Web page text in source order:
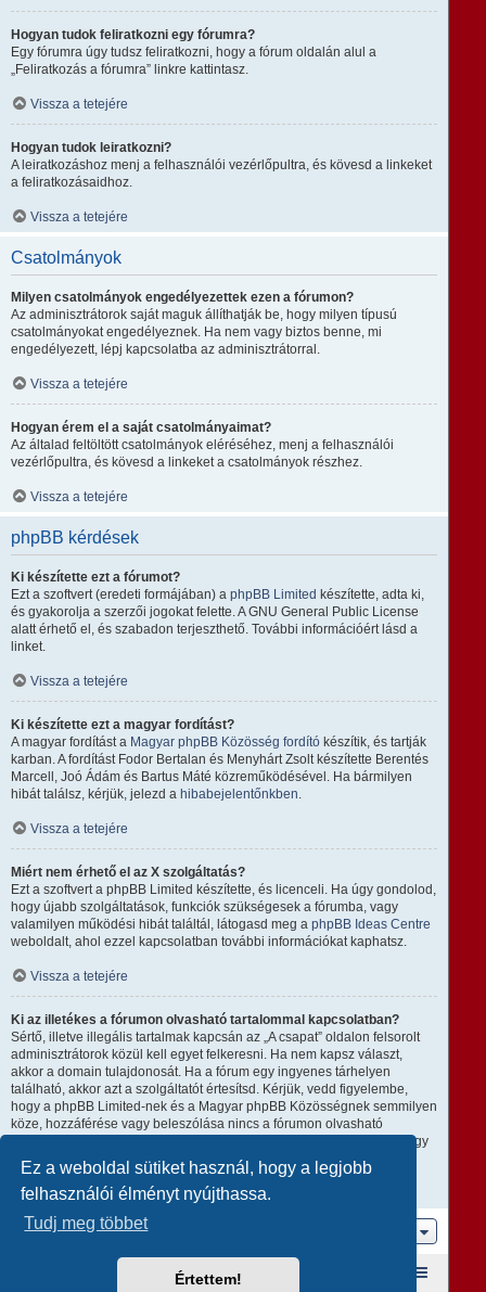
Ez a weboldal sütiket használ, hogy a legjobb
felhasználói élményt nyújthassa.
Tudj meg többet
Értettem!
Hogyan tudok feliratkozni egy fórumra?
Egy fórumra úgy tudsz feliratkozni, hogy a fórum oldalán alul a
„Feliratkozás a fórumra” linkre kattintasz.
Vissza a tetejére
Hogyan tudok leiratkozni?
A leiratkozáshoz menj a felhasználói vezérlőpultra, és kövesd a linkeket
a feliratkozásaidhoz.
Vissza a tetejére
Csatolmányok
Milyen csatolmányok engedélyezettek ezen a fórumon?
Az adminisztrátorok saját maguk állíthatják be, hogy milyen típusú
csatolmányokat engedélyeznek. Ha nem vagy biztos benne, mi
engedélyezett, lépj kapcsolatba az adminisztrátorral.
Vissza a tetejére
Hogyan érem el a saját csatolmányaimat?
Az általad feltöltött csatolmányok eléréséhez, menj a felhasználói
vezérlőpultra, és kövesd a linkeket a csatolmányok részhez.
Vissza a tetejére
phpBB kérdések
Ki készítette ezt a fórumot?
Ezt a szoftvert (eredeti formájában) a phpBB Limited készítette, adta ki,
és gyakorolja a szerzői jogokat felette. A GNU General Public License
alatt érhető el, és szabadon terjeszthető. További információért lásd a
linket.
Vissza a tetejére
Ki készítette ezt a magyar fordítást?
A magyar fordítást a Magyar phpBB Közösség fordító készítik, és tartják
karban. A fordítást Fodor Bertalan és Menyhárt Zsolt készítette Berentés
Marcell, Joó Ádám és Bartus Máté közreműködésével. Ha bármilyen
hibát találsz, kérjük, jelezd a hibabejelentőnkben.
Vissza a tetejére
Miért nem érhető el az X szolgáltatás?
Ezt a szoftvert a phpBB Limited készítette, és licenceli. Ha úgy gondolod,
hogy újabb szolgáltatások, funkciók szükségesek a fórumba, vagy
valamilyen működési hibát találtál, látogasd meg a phpBB Ideas Centre
weboldalt, ahol ezzel kapcsolatban további információkat kaphatsz.
Vissza a tetejére
Ki az illetékes a fórumon olvasható tartalommal kapcsolatban?
Sértő, illetve illegális tartalmak kapcsán az „A csapat” oldalon felsorolt
adminisztrátorok közül kell egyet felkeresni. Ha nem kapsz választ,
akkor a domain tulajdonosát. Ha a fórum egy ingyenes tárhelyen
található, akkor azt a szolgáltatót értesítsd. Kérjük, vedd figyelembe,
hogy a phpBB Limited-nek és a Magyar phpBB Közösségnek semmilyen
köze, hozzáférése vagy beleszólása nincs a fórumon olvasható
tartalomhoz, ezért nem tehető semmilyen módon felelőssé amiatt, hogy
ki mire használja ezt a fórumot.
Vissza a tetejére